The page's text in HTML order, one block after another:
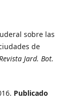
sobre las
de
Jard. Bot.
Publicado